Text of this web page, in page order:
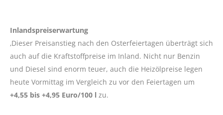
Inlandspreiserwartung
‚Dieser Preisanstieg nach den Osterfeiertagen überträgt sich
auch auf die Kraftstoffpreise im Inland. Nicht nur Benzin
und Diesel sind enorm teuer, auch die Heizölpreise legen
heute Vormittag im Vergleich zu vor den Feiertagen um
+4,55 bis +4,95 Euro/100 l zu.